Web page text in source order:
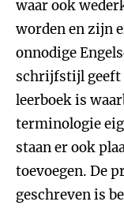
waar ook
worden en zijn
onnodige
schrijfstijl geeft
leerboek is
terminologie
staan er ook
toevoegen. De
geschreven is